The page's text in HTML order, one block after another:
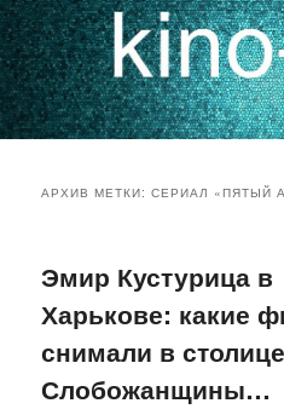
основному
содержимому
дополнительному
содержимому
АРХИВ МЕТКИ:СЕРИАЛ «ПЯТЫЙ
Эмир Кустурица в
Харькове: какие
снимали в столице
Слобожанщины…